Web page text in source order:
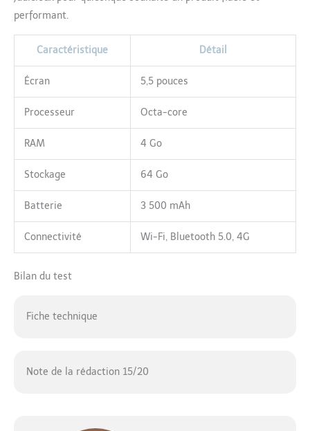
performant.
Caractéristique Détail
Écran 5,5 pouces
Processeur Octa-core
RAM 4 Go
Stockage 64 Go
Batterie 3 500 mAh
Connectivité Wi-Fi, Bluetooth 5.0, 4G
Bilan du test
Fiche technique
Note de la rédaction 15/20